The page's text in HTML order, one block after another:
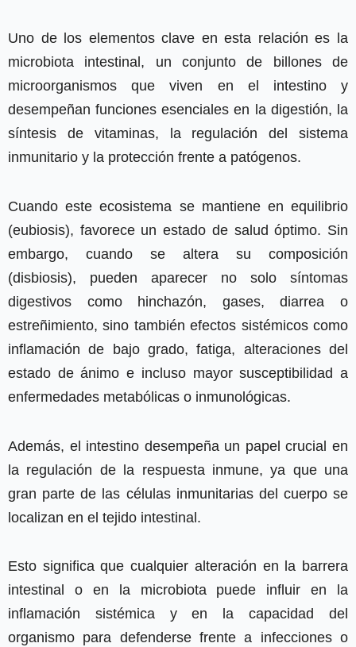
Uno de los elementos clave en esta relación es la
microbiota intestinal, un conjunto de billones de
microorganismos que viven en el intestino y
desempeñan funciones esenciales en la digestión, la
síntesis de vitaminas, la regulación del sistema
inmunitario y la protección frente a patógenos.
Cuando este ecosistema se mantiene en equilibrio
(eubiosis), favorece un estado de salud óptimo. Sin
embargo, cuando se altera su composición
(disbiosis), pueden aparecer no solo síntomas
digestivos como hinchazón, gases, diarrea o
estreñimiento, sino también efectos sistémicos como
inflamación de bajo grado, fatiga, alteraciones del
estado de ánimo e incluso mayor susceptibilidad a
enfermedades metabólicas o inmunológicas.
Además, el intestino desempeña un papel crucial en
la regulación de la respuesta inmune, ya que una
gran parte de las células inmunitarias del cuerpo se
localizan en el tejido intestinal.
Esto significa que cualquier alteración en la barrera
intestinal o en la microbiota puede influir en la
inflamación sistémica y en la capacidad del
organismo para defenderse frente a infecciones o